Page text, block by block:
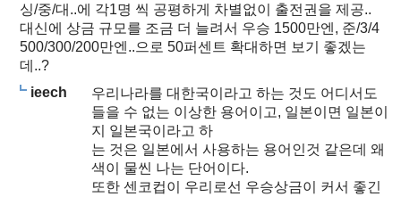
싱/중/대..에 각1명 씩 공평하게 차별없이 출전권을 제공..
대신에 상금 규모를 조금 더 늘려서 우승 1500만엔, 준/3/4
500/300/200만엔..으로 50퍼센트 확대하면 보기 좋겠는
데..?
ieech
우리나라를 대한국이라고 하는 것도 어디서도
들을 수 없는 이상한 용어이고, 일본이면 일본이
지 일본국이라고 하
는 것은 일본에서 사용하는 용어인것 같은데 왜
색이 물씬 나는 단어이다.
또한 센코컵이 우리로선 우승상금이 커서 좋긴